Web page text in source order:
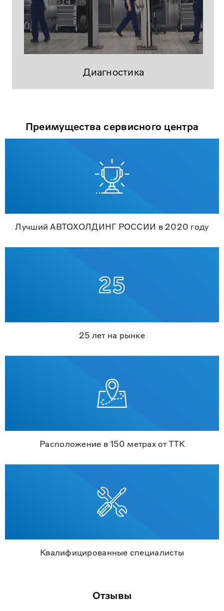
Диагностика
Преимущества сервисного центра
Лучший АВТОХОЛДИНГ РОССИИ в 2020 году
25 лет на рынке
Расположение в 150 метрах от ТТК
Квалифицированные специалисты
Отзывы